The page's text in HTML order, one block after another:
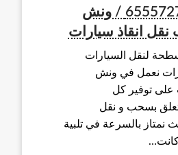
ونش الضباعية / 65557275 / ونش
انقاذ سيارات
لنقل السيارات
نعمل في ونش
على توفير كل
بسحب و نقل
نمتاز بالسرعة في تلبية
كانت…